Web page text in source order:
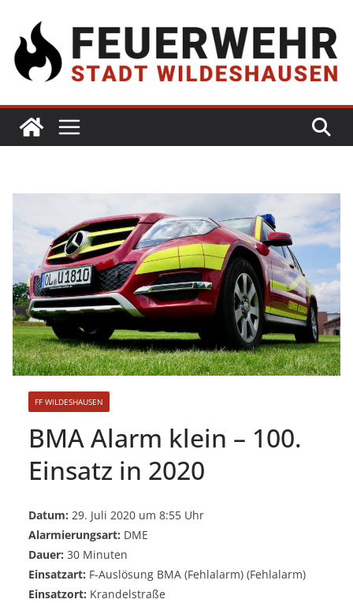
FF WILDESHAUSEN
BMA Alarm klein – 100.
Einsatz in 2020
Datum: 29. Juli 2020 um 8:55 Uhr
Alarmierungsart: DME
Dauer: 30 Minuten
Einsatzart: F-Auslösung BMA (Fehlalarm) (Fehlalarm)
Einsatzort: Krandelstraße